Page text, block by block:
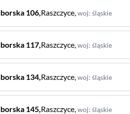
106,Raszczyce,woj: śląskie
117,Raszczyce,woj: śląskie
134,Raszczyce,woj: śląskie
145,Raszczyce,woj: śląskie